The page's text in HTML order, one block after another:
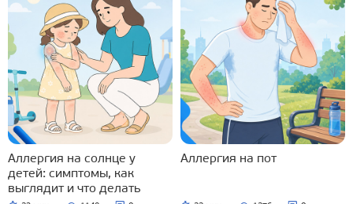
Аллергия на солнце у
детей: симптомы, как
выглядит и что делать
Аллергия на пот